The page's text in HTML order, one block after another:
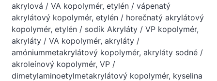
akrylová / VA kopolymér, etylén / vápenatý
akrylátový kopolymér, etylén / horečnatý akrylátový
kopolymér, etylén / sodík Akryláty / VP kopolymér,
akryláty / VA kopolymér, akryláty /
amóniummetakrylátový kopolymér, akryláty sodné /
akroleínový kopolymér, VP /
dimetylaminoetylmetakrylátový kopolymér, kyselina